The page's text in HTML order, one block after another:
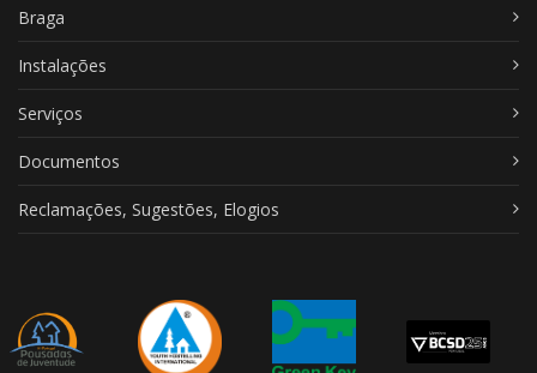
Braga
Instalações
Serviços
Documentos
Reclamações, Sugestões, Elogios